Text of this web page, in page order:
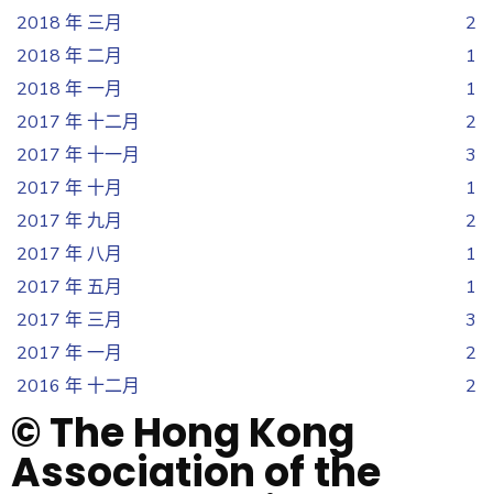
2018 年 三月
2
2018 年 二月
1
2018 年 一月
1
2017 年 十二月
2
2017 年 十一月
3
2017 年 十月
1
2017 年 九月
2
2017 年 八月
1
2017 年 五月
1
2017 年 三月
3
2017 年 一月
2
2016 年 十二月
2
© The Hong Kong
Association of the